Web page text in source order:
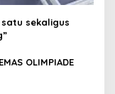
sekaligus
OLIMPIADE